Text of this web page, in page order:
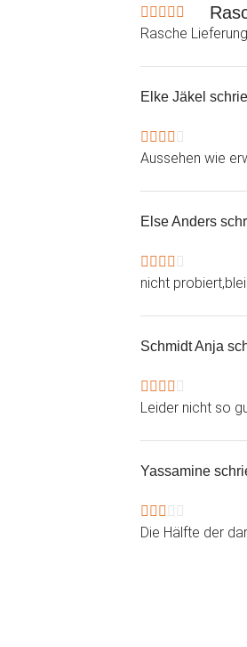
Rasche
Elke Jäkel
Aussehen wie
Else Anders
nicht
Schmidt Anja
Leider nicht so
Yassamine
Die Hälfte der